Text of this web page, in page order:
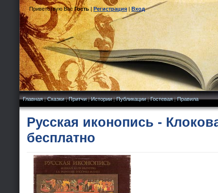
Приветствую Вас Гость|Регистрация|Вход
Главная|Сказки|Притчи|Истории|Публикации|Гостевая|Правила
Русская иконопись -
бесплатно